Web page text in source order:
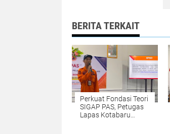
BERITA TERKAIT
Perkuat Fondasi Teori
SIGAP PAS, Petugas
Lapas Kotabaru